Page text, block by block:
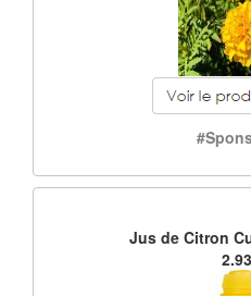
Jus de Citron